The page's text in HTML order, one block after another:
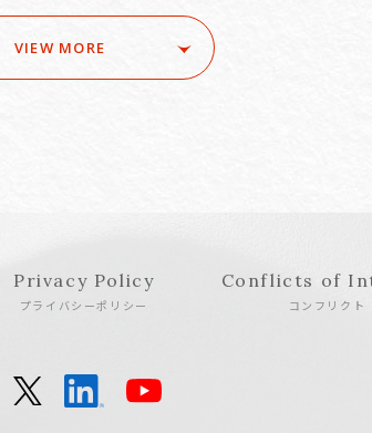
VIEW MORE
Privacy Policy
プライバシーポリシー
Conflicts of
コンフリクト